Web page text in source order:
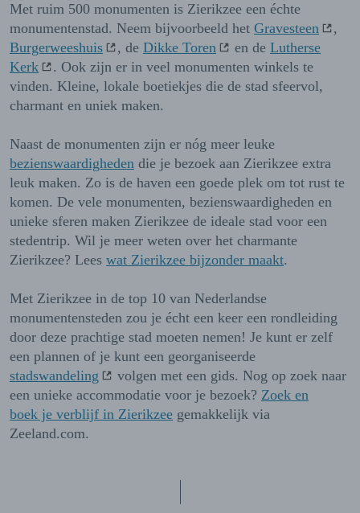
Met ruim 500 monumenten is Zierikzee een échte
monumentenstad. Neem bijvoorbeeld het Gravesteen
,
Burgerweeshuis
, de Dikke Toren en de Lutherse
Kerk
. Ook zijn er in veel monumenten winkels te
vinden. Kleine, lokale boetiekjes die de stad sfeervol,
charmant en uniek maken.
Naast de monumenten zijn er nóg meer leuke
bezienswaardigheden die je bezoek aan Zierikzee extra
leuk maken. Zo is de haven een goede plek om tot rust te
komen. De vele monumenten, bezienswaardigheden en
unieke sferen maken Zierikzee de ideale stad voor een
stedentrip. Wil je meer weten over het charmante
Zierikzee? Lees wat Zierikzee bijzonder maakt.
Met Zierikzee in de top 10 van Nederlandse
monumentensteden zou je écht een keer een rondleiding
door deze prachtige stad moeten nemen! Je kunt er zelf
een plannen of je kunt een georganiseerde
stadswandeling
volgen met een gids. Nog op zoek naar
een unieke accommodatie voor je bezoek? Zoek en
boek je verblijf in Zierikzee gemakkelijk via
Zeeland.com.